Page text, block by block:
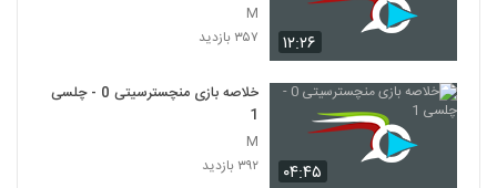
۱۲:۲۶
M
۳۵۷ بازدید
۰۴:۴۵
خلاصه بازی منچسترسیتی 0 - چلسی
1
M
۳۹۲ بازدید